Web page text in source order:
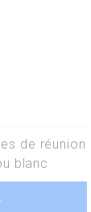
de réunion
blanc